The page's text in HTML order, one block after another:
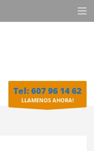
Tel: 607 96 14 62
LLAMENOS AHORA!